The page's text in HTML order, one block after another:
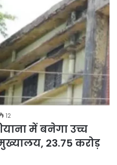
12
में बनेगा उच्च
23.75 करोड़